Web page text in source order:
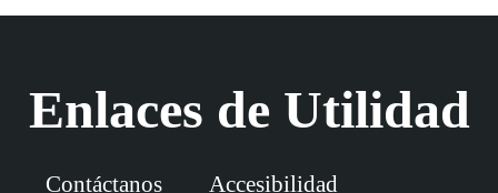
Enlaces de Utilidad
Contáctanos Accesibilidad